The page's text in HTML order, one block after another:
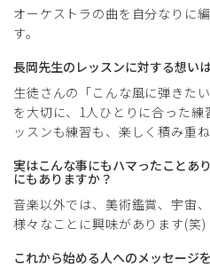
オーケストラの曲を自分なりに
す。
長岡先生のレッスンに対する想い
生徒さんの「こんな風に弾きた
を大切に、1人ひとりに合った
ッスンも練習も、楽しく積み重
実はこんな事にもハマったことあ
にもありますか？
音楽以外では、美術鑑賞、宇宙
様々なことに興味があります(笑)
これから始める人へのメッセージ